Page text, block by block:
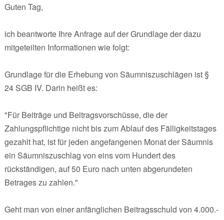
Guten Tag,
ich beantworte Ihre Anfrage auf der Grundlage der dazu
mitgeteilten Informationen wie folgt:
Grundlage für die Erhebung von Säumniszuschlägen ist §
24 SGB IV. Darin heißt es:
"Für Beiträge und Beitragsvorschüsse, die der
Zahlungspflichtige nicht bis zum Ablauf des Fälligkeitstages
gezahlt hat, ist für jeden angefangenen Monat der Säumnis
ein Säumniszuschlag von eins vom Hundert des
rückständigen, auf 50 Euro nach unten abgerundeten
Betrages zu zahlen."
Geht man von einer anfänglichen Beitragsschuld von 4.000.-